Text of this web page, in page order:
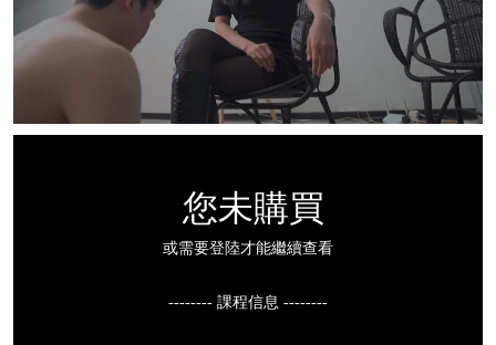
您未購買
或需要登陸才能繼續查看
-------- 課程信息 --------